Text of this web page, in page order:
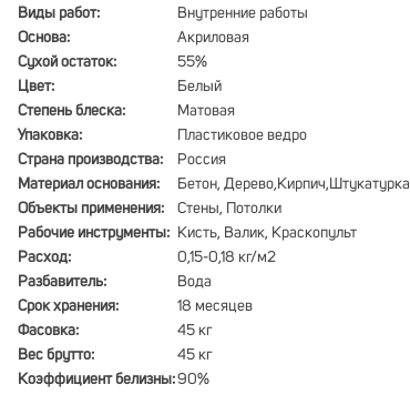
Виды работ:
Внутренние работы
Основа:
Акриловая
Сухой остаток:
55%
Цвет:
Белый
Степень блеска:
Матовая
Упаковка:
Пластиковое ведро
Страна производства:
Россия
Материал основания:
Бетон, Дерево,Кирпич,Штукатурка
Объекты применения:
Стены, Потолки
Рабочие инструменты:
Кисть, Валик, Краскопульт
Расход:
0,15-0,18 кг/м2
Разбавитель:
Вода
Срок хранения:
18 месяцев
Фасовка:
45 кг
Вес брутто:
45 кг
Коэффициент белизны:90%